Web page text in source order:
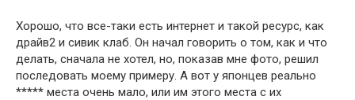
Хорошо, что все-таки есть интернет и такой ресурс, как
драйв2 и сивик клаб. Он начал говорить о том, как и что
делать, сначала не хотел, но, показав мне фото, решил
последовать моему примеру. А вот у японцев реально
***** места очень мало, или им этого места с их